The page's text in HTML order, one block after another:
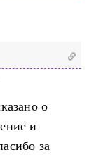
о
и
за